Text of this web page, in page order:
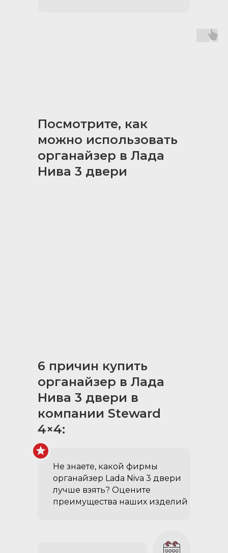
Посмотрите, как
можно использовать
органайзер в Лада
Нива 3 двери
6 причин купить
органайзер в Лада
Нива 3 двери в
компании Steward
4×4:
Не знаете, какой фирмы
органайзер Lada Niva 3 двери
лучше взять? Оцените
преимущества наших изделий